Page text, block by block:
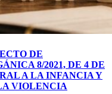
DE
8/2021, DE 4 DE
A LA INFANCIA Y
VIOLENCIA